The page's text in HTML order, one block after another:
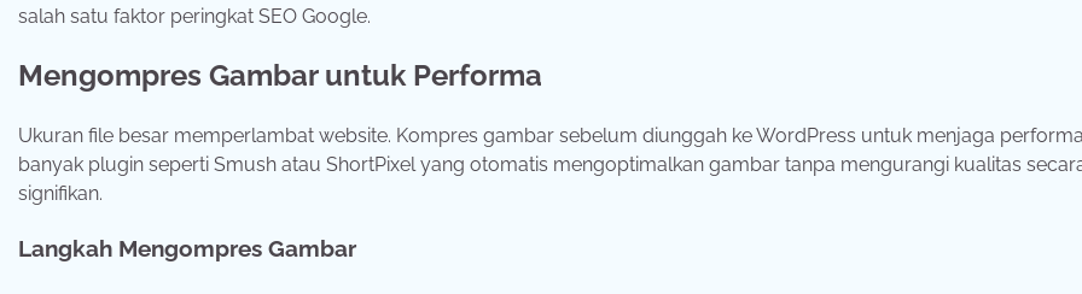
salah satu faktor peringkat SEO Google.
Mengompres Gambar untuk Performa
Ukuran file besar memperlambat website. Kompres gambar sebelum diunggah ke WordPress untuk menjaga
banyak plugin seperti Smush atau ShortPixel yang otomatis mengoptimalkan gambar tanpa mengurangi kualitas
signifikan.
Langkah Mengompres Gambar